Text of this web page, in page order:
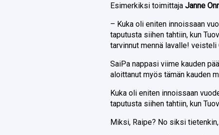
Esimerkiksi toimittajaJanne
– Kuka oli eniten innoissaan
taputusta siihen tahtiin, kun
tarvinnut mennä lavalle! veisteli
SaiPa nappasi viime kauden
aloittanut myös tämän kauden
Kuka oli eniten innoissaan
taputusta siihen tahtiin, kun
Miksi, Raipe? No siksi